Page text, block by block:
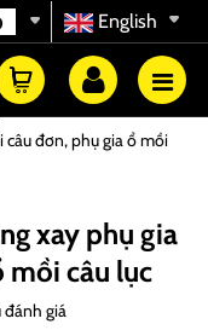
English
câu đơn, phụ gia ổ mồi
xay phụ gia
mồi câu lục
đánh giá